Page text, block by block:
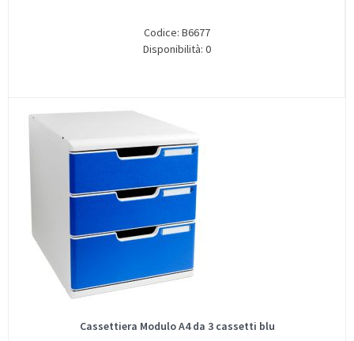
Codice: B6677
Disponibilità: 0
Cassettiera Modulo A4 da 3 cassetti blu